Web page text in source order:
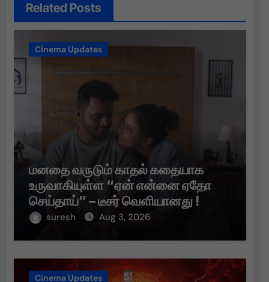
Related Posts
Cinema Updates
மனதை வருடும் காதல் கதையாக
உருவாகியுள்ள “ஏன் என்னை ஏதோ
செய்தாய்” – டீசர் வெளியானது !
suresh Aug 3, 2026
Cinema Updates